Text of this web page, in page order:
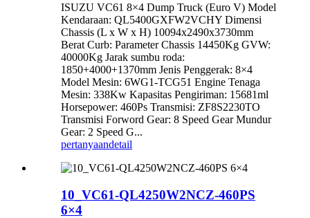
ISUZU VC61 8×4 Dump Truck (Euro V) Model
Kendaraan: QL5400GXFW2VCHY Dimensi
Chassis (L x W x H) 10094x2490x3730mm
Berat Curb: Parameter Chassis 14450Kg GVW:
40000Kg Jarak sumbu roda:
1850+4000+1370mm Jenis Penggerak: 8×4
Model Mesin: 6WG1-TCG51 Engine Tenaga
Mesin: 338Kw Kapasitas Pengiriman: 15681ml
Horsepower: 460Ps Transmisi: ZF8S2230TO
Transmisi Forword Gear: 8 Speed ​​Gear Mundur
Gear: 2 Speed ​​G...
pertanyaandetail
10_VC61-QL4250W2NCZ-460PS
6×4